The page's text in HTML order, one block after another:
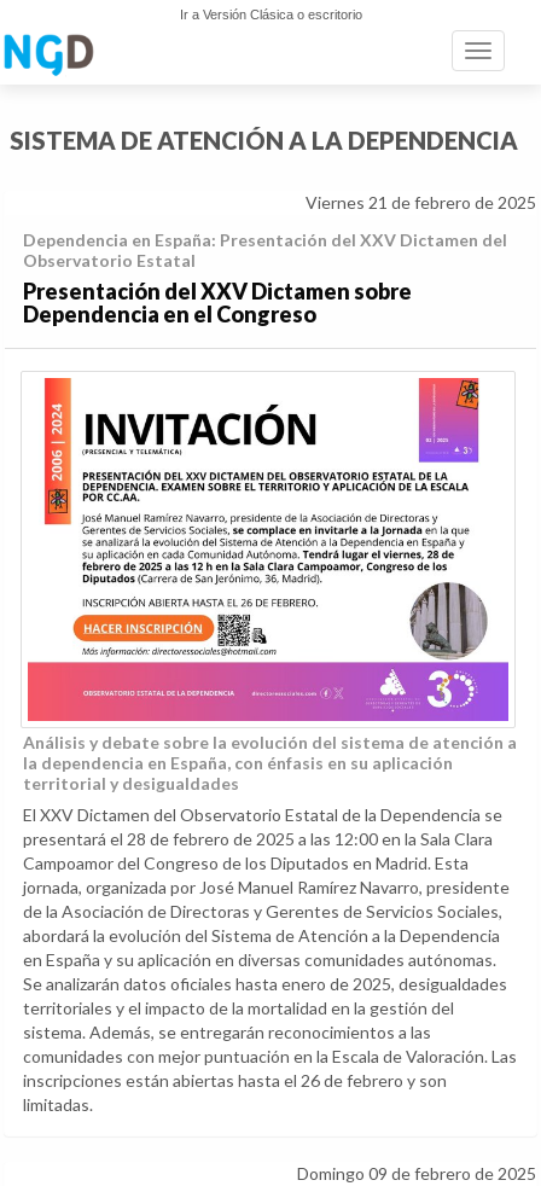
Ir a Versión Clásica o escritorio
Toggle
SISTEMA DE ATENCIÓN A LA DEPENDENCIA
Viernes 21 de febrero de 2025
Dependencia en España: Presentación del XXV Dictamen del
Observatorio Estatal
Presentación del XXV Dictamen sobre
Dependencia en el Congreso
Análisis y debate sobre la evolución del sistema de atención a
la dependencia en España, con énfasis en su aplicación
territorial y desigualdades
El XXV Dictamen del Observatorio Estatal de la Dependencia se
presentará el 28 de febrero de 2025 a las 12:00 en la Sala Clara
Campoamor del Congreso de los Diputados en Madrid. Esta
jornada, organizada por José Manuel Ramírez Navarro, presidente
de la Asociación de Directoras y Gerentes de Servicios Sociales,
abordará la evolución del Sistema de Atención a la Dependencia
en España y su aplicación en diversas comunidades autónomas.
Se analizarán datos oficiales hasta enero de 2025, desigualdades
territoriales y el impacto de la mortalidad en la gestión del
sistema. Además, se entregarán reconocimientos a las
comunidades con mejor puntuación en la Escala de Valoración. Las
inscripciones están abiertas hasta el 26 de febrero y son
limitadas.
Domingo 09 de febrero de 2025